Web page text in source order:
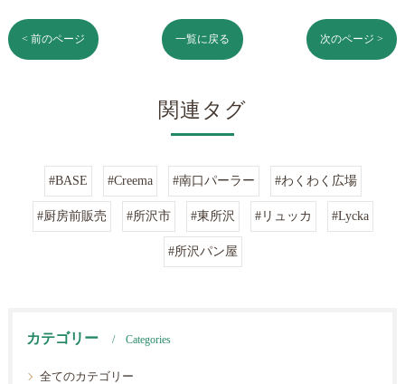
< 前のページ 一覧に戻る 次のページ >
関連タグ
#BASE #Creema #南口パーラー #わくわく広場
#厨房前販売 #所沢市 #東所沢 #リュッカ #Lycka
#所沢パン屋
カテゴリー Categories
全てのカテゴリー